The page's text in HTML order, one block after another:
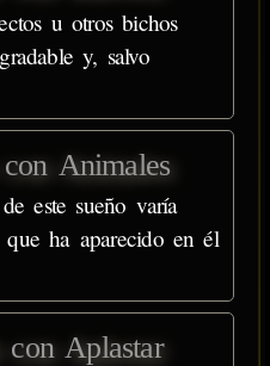
u otros bichos
y, salvo
Animales
este sueño varía
ha aparecido en él
con Aplastar